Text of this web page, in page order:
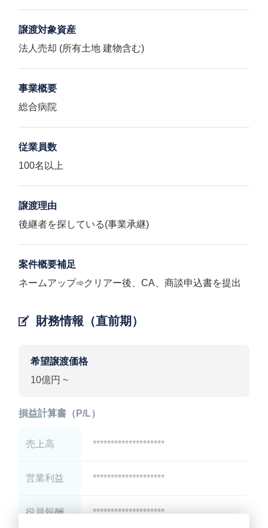
譲渡対象資産
法人売却 (所有土地 建物含む)
事業概要
総合病院
従業員数
100名以上
譲渡理由
後継者を探している(事業承継)
案件概要補足
ネームアップ➾クリアー後、CA、商談申込書を提出
財務情報（直前期）
希望譲渡価格
10億円 ~
損益計算書（P/L）
売上高 ********************
営業利益 ********************
役員報酬 ********************